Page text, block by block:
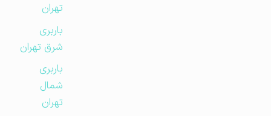
تهران
باربری
شرق تهران
باربری
شمال
تهران